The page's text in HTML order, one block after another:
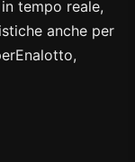
tempo reale,
anche per